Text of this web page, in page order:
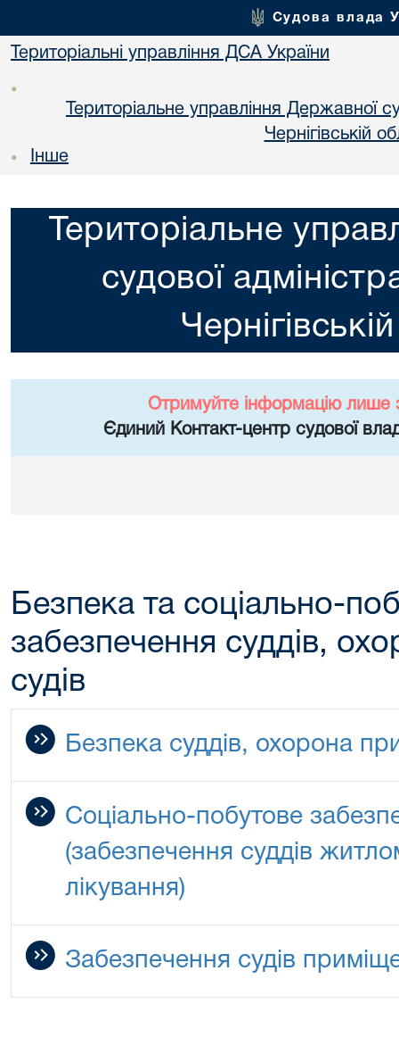
Судова влада
Територіальні управління ДСА України
•
Територіальне управління Державної
Чернiгiвській
• Інше
Територіальне
судової
Отримуйте інформацію лише
Єдиний Контакт-центр судової
Безпека та соціально-
забезпечення суддів,
судів
Безпека суддів, охорона
Соціально-побутове
(забезпечення суддів
лікування)
Забезпечення судів